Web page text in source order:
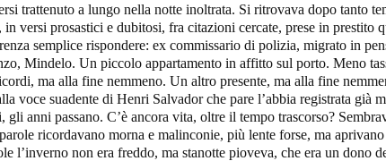
trattenuto a lungo nella notte inoltrata. Si ritrovava dopo tanto
in versi prosastici e dubitosi, fra citazioni cercate, prese in prestito
semplice rispondere: ex commissario di polizia, migrato in
Mindelo. Un piccolo appartamento in affitto sul porto. Meno
ma alla fine nemmeno. Un altro presente, ma alla fine
voce suadente di Henri Salvador che pare l’abbia registrata già
gli anni passano. C’è ancora vita, oltre il tempo trascorso?
ricordavano morna e malinconie, più lente forse, ma
l’inverno non era freddo, ma stanotte pioveva, che era un dono